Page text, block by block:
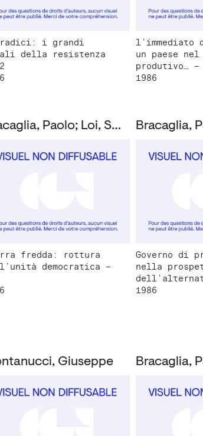
i grandi
della resistenza
l’immediato
un paese
produtivo… –
1986
Bracaglia, Paolo; Loi, Susanna; Montanucci, Giuseppe
fredda: rottura
democratica –
Governo di
nella
1986
Giuseppe